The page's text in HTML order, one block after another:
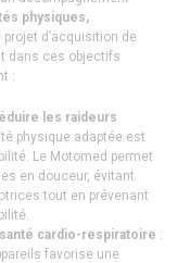
physiques,
d’acquisition de
dans ces objectifs
:
les raideurs
physique adaptée est
Le Motomed permet
en douceur, évitant
tout en prévenant
cardio-respiratoire :
favorise une